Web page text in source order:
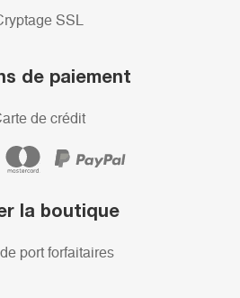
SSL
de paiement
de crédit
la boutique
port forfaitaires